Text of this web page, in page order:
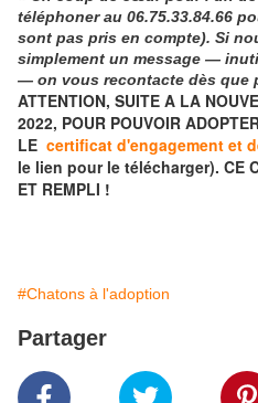
téléphonerau 06.75.33.84.66
sont pas pris en compte). Si
simplement un message —
— on vous recontacte dès que
ATTENTION, SUITE A LA
2022, POUR POUVOIR
LE certificat d'engagement et
le lien pour le télécharger). CE
ET REMPLI !
#Chatons à l'adoption
Partager